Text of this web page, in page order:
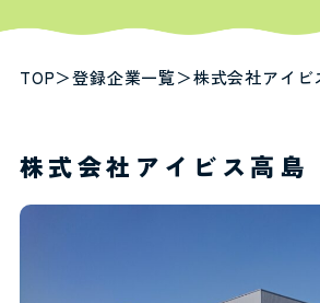
TOP＞登録企業一覧＞株式会社アイビ
株式会社アイビス高島